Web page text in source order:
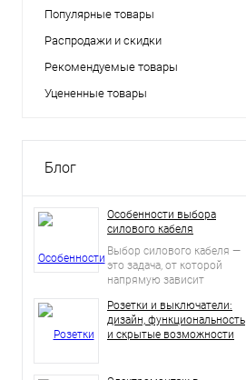
Популярные товары
Распродажи и скидки
Рекомендуемые товары
Уцененные товары
Блог
Особенности выбора
силового кабеля
Выбор силового кабеля —
это задача, от которой
напрямую зависит
и долговечность
электросети.
Розетки и выключатели:
дизайн, функциональность
и скрытые возможности